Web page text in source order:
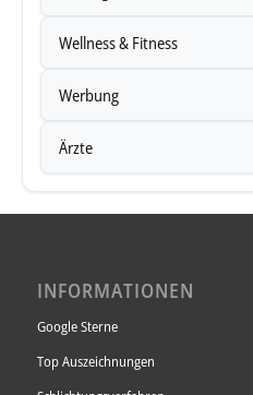
Wellness & Fitness
Werbung
Ärzte
INFORMATIONEN
Google Sterne
Top Auszeichnungen